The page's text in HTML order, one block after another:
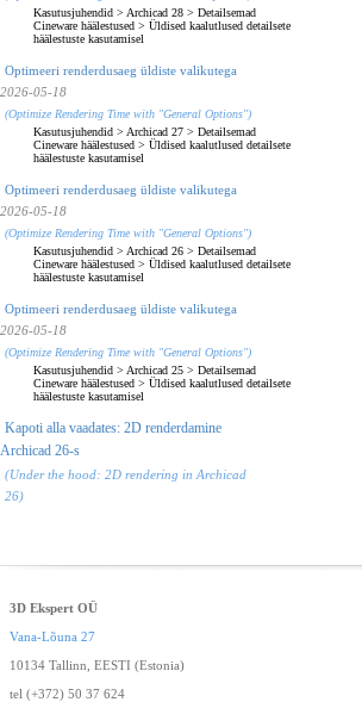
Kasutusjuhendid > Archicad 28 > Detailsemad
Cineware häälestused > Üldised kaalutlused detailsete
häälestuste kasutamisel
Optimeeri renderdusaeg üldiste valikutega
2026-05-18
(Optimize Rendering Time with "General Options")
Kasutusjuhendid > Archicad 27 > Detailsemad
Cineware häälestused > Üldised kaalutlused detailsete
häälestuste kasutamisel
Optimeeri renderdusaeg üldiste valikutega
2026-05-18
(Optimize Rendering Time with "General Options")
Kasutusjuhendid > Archicad 26 > Detailsemad
Cineware häälestused > Üldised kaalutlused detailsete
häälestuste kasutamisel
Optimeeri renderdusaeg üldiste valikutega
2026-05-18
(Optimize Rendering Time with "General Options")
Kasutusjuhendid > Archicad 25 > Detailsemad
Cineware häälestused > Üldised kaalutlused detailsete
häälestuste kasutamisel
Kapoti alla vaadates: 2D renderdamine
Archicad 26-s
(Under the hood: 2D rendering in Archicad
26)
3D Ekspert OÜ
Vana-Lõuna 27
10134 Tallinn, EESTI (Estonia)
tel (+372) 50 37 624